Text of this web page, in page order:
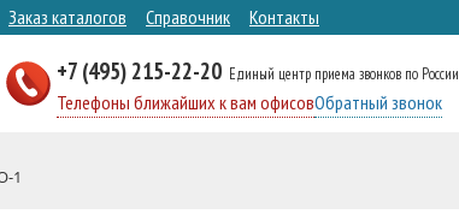
Заказ каталогов Справочник Контакты
+7 (495) 215-22-20 Единый центр приема звонков по России
Телефоны ближайших к вам офисовОбратный звонок
1